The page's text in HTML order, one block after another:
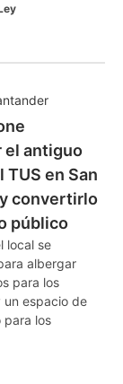
el antiguo
TUS en San
convertirlo
público
local se
albergar
para los
espacio de
para los